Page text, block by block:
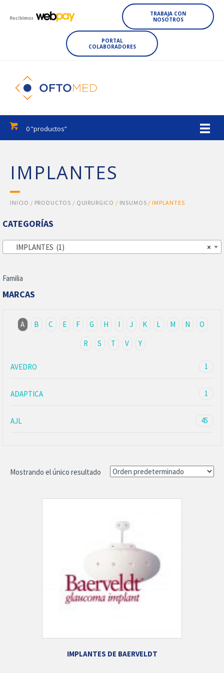
TRABAJA CON
NOSOTROS
PORTAL
COLABORADORES
0 ”productos”
IMPLANTES
INICIO / PRODUCTOS / QUIRURGICO / INSUMOS / IMPLANTES
CATEGORÍAS
×
IMPLANTES (1)
Familia
MARCAS
A B C E F G H I J K L M N
O
R
S T V Y
AVEDRO 1
ADAPTICA 1
AJL 45
Mostrando el único resultado
IMPLANTES DE BAERVELDT